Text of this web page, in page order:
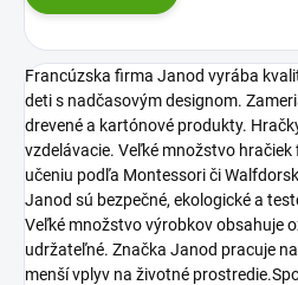
Francúzska firma Janod vyrába
deti s nadčasovým designom.
drevené a kartónové produkty.
vzdelávacie. Veľké množstvo
učeniu podľa Montessori či
Janod sú bezpečné, ekologické a
Veľké množstvo výrobkov obsahuje
udržateľné. Značka Janod pracuje
menší vplyv na životné